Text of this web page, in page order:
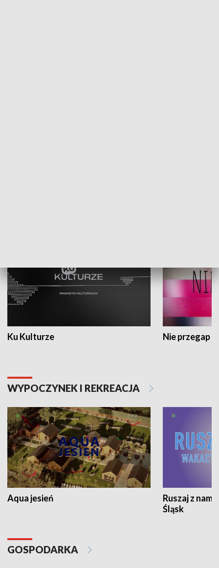
Ku Kulturze Nie przegap
WYPOCZYNEK I REKREACJA
Aqua jesień
Ruszaj z
Śląsk
GOSPODARKA